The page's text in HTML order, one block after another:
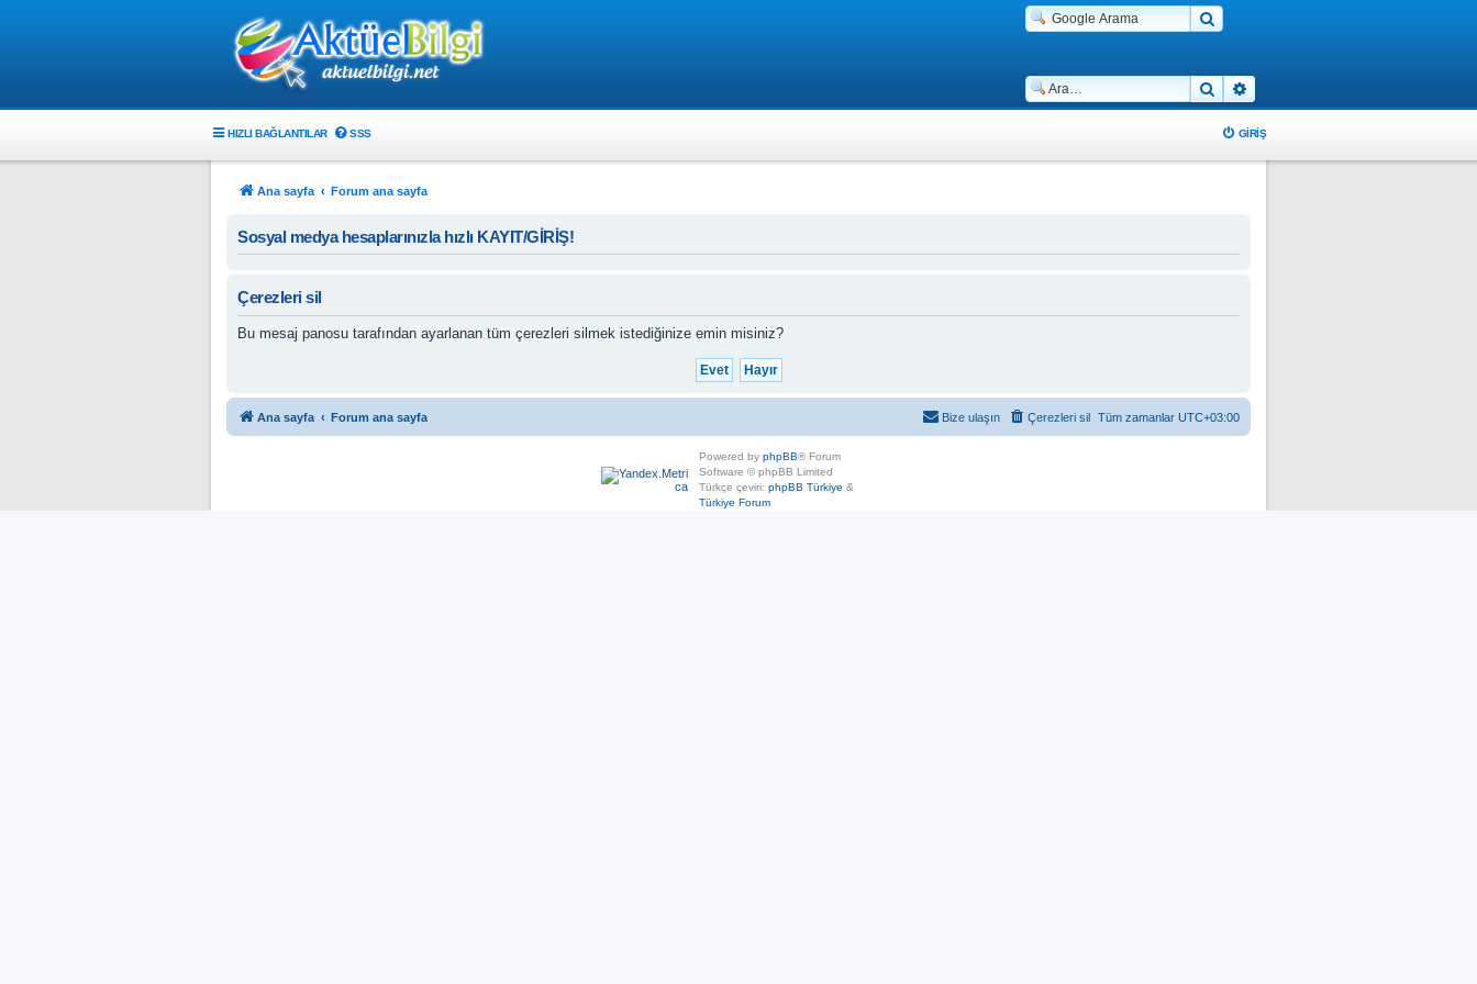
Ara
HIZLI BAĞLANTILAR SSS GIRIŞ
Ana sayfa Forum ana sayfa
Sosyal medya hesaplarınızla hızlı KAYIT/GİRİŞ!
Çerezleri sil
Bu mesaj panosu tarafından ayarlanan tüm çerezleri silmek istediğinize emin misiniz?
Ana sayfa Forum ana sayfa Tüm zamanlar UTC+03:00
Çerezleri sil
Bize ulaşın
Powered by phpBB® Forum
Software © phpBB Limited
Türkçe çeviri: phpBB Türkiye &
Türkiye Forum